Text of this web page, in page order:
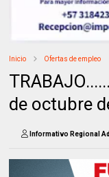
Inicio Ofertas de empleo
de octubre
Informativo Regional